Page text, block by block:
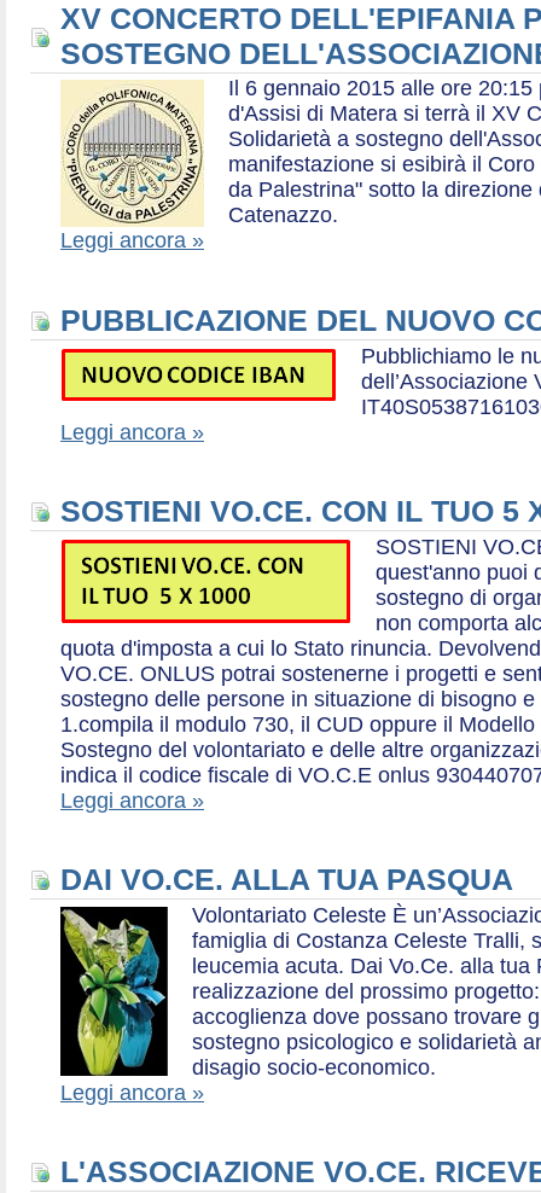
XV CONCERTO DELL'EPIFANIA
SOSTEGNO
Il 6 gennaio 2015 alle ore
d'Assisi di Matera si terrà il XV
Solidarietà a sostegno
manifestazione si esibirà il
da Palestrina" sotto la
Catenazzo.
Leggi ancora »
PUBBLICAZIONE DEL NUOVO
Pubblichiamo le
dell’Associazione
Leggi ancora »
SOSTIENI VO.CE. CON IL TUO 5
SOSTIENI
quest'anno puoi
sostegno di
non comporta
quota d'imposta a cui lo Stato rinuncia.
VO.CE. ONLUS potrai sostenerne i progetti e
sostegno delle persone in situazione di bisogno
1.compila il modulo 730, il CUD oppure il
Sostegno del volontariato e delle altre
indica il codice fiscale di VO.C.E onlus
Leggi ancora »
DAI VO.CE. ALLA TUA PASQUA
Volontariato Celeste È
famiglia di Costanza Celeste Tralli,
leucemia acuta. Dai Vo.Ce. alla tua
realizzazione del prossimo
accoglienza dove possano trovare
sostegno psicologico e solidarietà
disagio socio-economico.
Leggi ancora »
L'ASSOCIAZIONE VO.CE.